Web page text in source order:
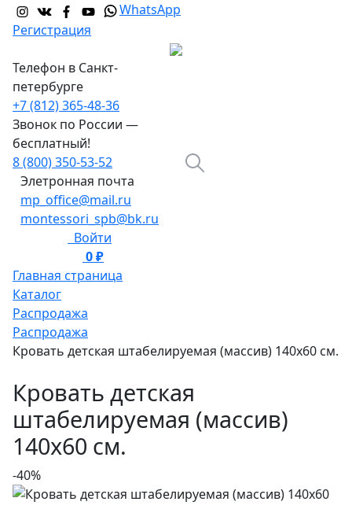
WhatsApp
Регистрация
Телефон в Санкт-
петербурге
+7 (812) 365-48-36
Звонок по России —
бесплатный!
8 (800) 350-53-52
Элетронная почта
mp_office@mail.ru
montessori_spb@bk.ru
Войти
0 ₽
Главная страница
Каталог
Распродажа
Распродажа
Кровать детская штабелируемая (массив) 140х60 см.
Кровать детская
штабелируемая ­(массив)
140х60 см.
-40%